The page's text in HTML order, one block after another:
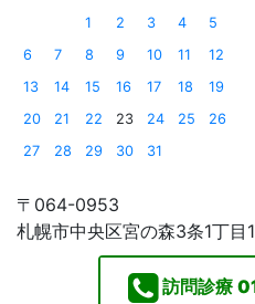
1
2 3 4
5
6
7 8 9 10 11
12
13
14 15 16 17 18
19
20
21 22 23 24 25
26
27
28 29 30 31
〒064-0953
札幌市中央区宮の森3条1丁目
訪問診療